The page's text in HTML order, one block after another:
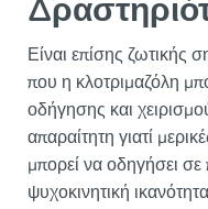
Είναι επίσης ζωτικής
που η κλοτριμαζόλη
οδήγησης και
απαραίτητη γιατί
μπορεί να οδηγήσει
ψυχοκινητική